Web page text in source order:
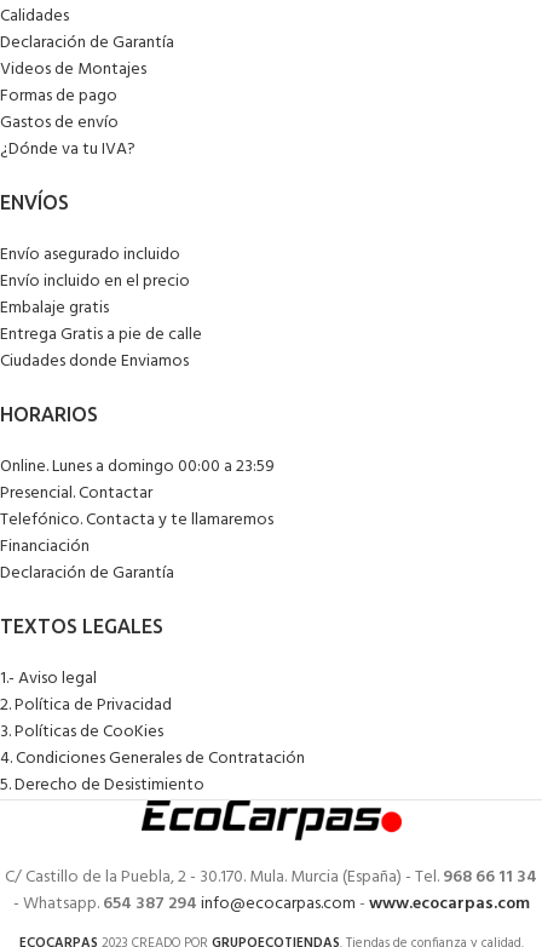
Calidades
Declaración de Garantía
Videos de Montajes
Formas de pago
Gastos de envío
¿Dónde va tu IVA?
Envío asegurado incluido
Envío incluido en el precio
Embalaje gratis
Entrega Gratis a pie de calle
Ciudades donde Enviamos
Online. Lunes a domingo 00:00 a 23:59
Presencial. Contactar
Telefónico. Contacta y te llamaremos
Financiación
Declaración de Garantía
1.- Aviso legal
2. Política de Privacidad
3. Políticas de CooKies
4. Condiciones Generales de Contratación
5. Derecho de Desistimiento
C/ Castillo de la Puebla, 2 - 30.170. Mula. Murcia (España) - Tel.968 66 11 34
- Whatsapp.654 387 294info@ecocarpas.com-www.ecocarpas.com